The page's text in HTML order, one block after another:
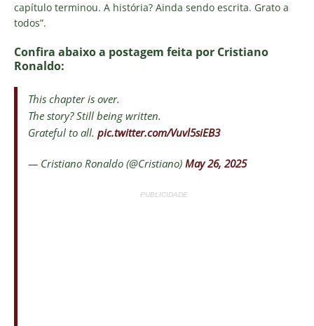
capítulo terminou. A história? Ainda sendo escrita. Grato a
todos”.
Confira abaixo a postagem feita por Cristiano
Ronaldo:
This chapter is over.
The story? Still being written.
Grateful to all. pic.twitter.com/Vuvl5siEB3
— Cristiano Ronaldo (@Cristiano) May 26, 2025
PUBLICIDADE